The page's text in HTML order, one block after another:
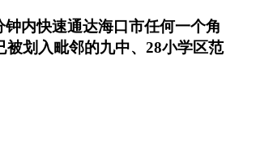
内快速通达海口市任何一个角
划入毗邻的九中、28小学区范